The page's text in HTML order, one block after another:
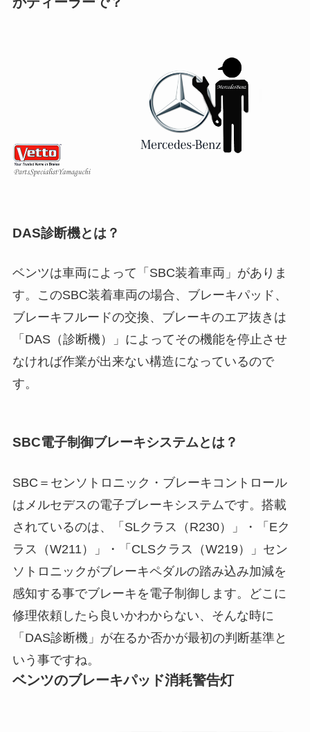
DAS診断機とは？
ベンツは車両によって「SBC装着車両」がありま
す。このSBC装着車両の場合、ブレーキパッド、
ブレーキフルードの交換、ブレーキのエア抜きは
「DAS（診断機）」によってその機能を停止させ
なければ作業が出来ない構造になっているので
す。
SBC電子制御ブレーキシステムとは？
SBC＝センソトロニック・ブレーキコントロール
はメルセデスの電子ブレーキシステムです。搭載
されているのは、「SLクラス（R230）」・「Eク
ラス（W211）」・「CLSクラス（W219）」セン
ソトロニックがブレーキペダルの踏み込み加減を
感知する事でブレーキを電子制御します。どこに
修理依頼したら良いかわからない、そんな時に
「DAS診断機」が在るか否かが最初の判断基準と
いう事ですね。
ベンツのブレーキパッド消耗警告灯